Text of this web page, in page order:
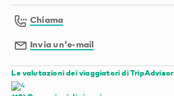
Chiama
Invia un'e-mail
Le valutazioni dei viaggiatori di TripAdvisor